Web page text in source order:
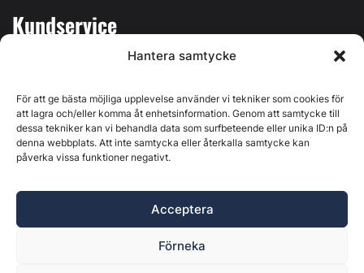
Hantera samtycke
För att ge bästa möjliga upplevelse använder vi tekniker som cookies för
att lagra och/eller komma åt enhetsinformation. Genom att samtycke till
dessa tekniker kan vi behandla data som surfbeteende eller unika ID:n på
denna webbplats. Att inte samtycka eller återkalla samtycke kan
påverka vissa funktioner negativt.
Acceptera
Förneka
Kundservice
Kontakta oss
Östernäsvägen 1, 827 32 Ljusdal, org.nr: 556625-6425 -
Ansvarig utgivare: Henrik Ekberg. Innehållet på denna
webbplats är upphovsrättsligt skyddat. Ange källa vid citering.
Byggvärlden är en del avMarknadsdatagruppen